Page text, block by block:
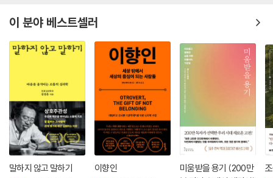
이 분야 베스트셀러
말하지 않고 말하기 이향인
미움받을 용기 (200만